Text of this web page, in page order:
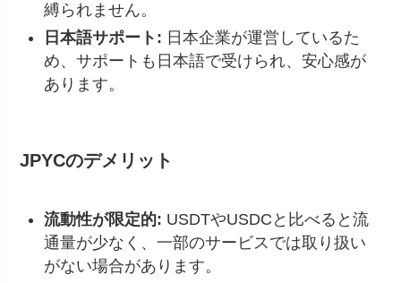
縛られません。
日本語サポート : 日本企業が運営しているた
め、サポートも日本語で受けられ、安心感が
あります。
JPYCのデメリット
流動性が限定的: USDTやUSDCと比べると流
通量が少なく、一部のサービスでは取り扱い
がない場合があります。